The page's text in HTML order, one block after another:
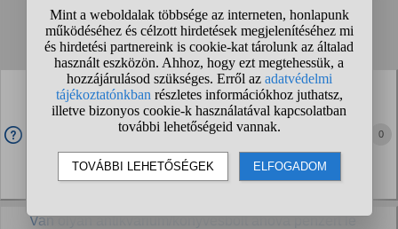
Talált kérdések:
1 2 3 4 ... ❯ ❯❯
Létezik könyv az F-Gas- kurzus, vagy annak a
felkészitésére?
a semmiből szeretném elkezdeni a klima telepitéseket.
Informatikából képezném át magam. elbarkácsolok, meg
értem is, hogy miként müködik a rendszer, viszont csak
annyira értem mint egy autó motorjának a...
Elektronikus eszközök » Háztartási gépek
0
Van olyan antikvárium/könyvesbolt ahova pénzért le